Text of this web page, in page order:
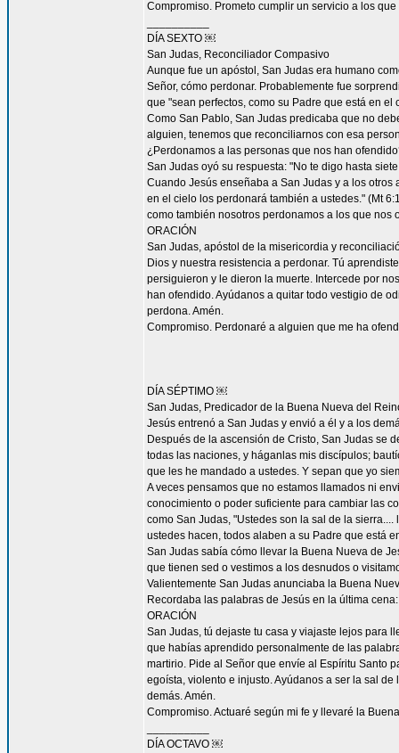
Compromiso. Prometo cumplir un servicio a los
DÍA SEXTO ￼
San Judas, Reconciliador Compasivo
Aunque fue un apóstol, San Judas era humano
Señor, cómo perdonar. Probablemente fue
que "sean perfectos, como su Padre que está en el
Como San Pablo, San Judas predicaba que no
alguien, tenemos que reconciliarnos con esa
¿Perdonamos a las personas que nos han
San Judas oyó su respuesta: "No te digo hasta
Cuando Jesús enseñaba a San Judas y a los
en el cielo los perdonará también a ustedes." (Mt
como también nosotros perdonamos a los que nos
ORACIÓN
San Judas, apóstol de la misericordia y
Dios y nuestra resistencia a perdonar. Tú
persiguieron y le dieron la muerte. Intercede por
han ofendido. Ayúdanos a quitar todo vestigio de
perdona. Amén.
Compromiso. Perdonaré a alguien que me ha
DÍA SÉPTIMO ￼
San Judas, Predicador de la Buena Nueva del
Jesús entrenó a San Judas y envió a él y a los
Después de la ascensión de Cristo, San Judas se
todas las naciones, y háganlas mis discípulos;
que les he mandado a ustedes. Y sepan que yo
A veces pensamos que no estamos llamados ni
conocimiento o poder suficiente para cambiar las
como San Judas, "Ustedes son la sal de la
ustedes hacen, todos alaben a su Padre que está
San Judas sabía cómo llevar la Buena Nueva de
que tienen sed o vestimos a los desnudos o
Valientemente San Judas anunciaba la Buena
Recordaba las palabras de Jesús en la última
ORACIÓN
San Judas, tú dejaste tu casa y viajaste lejos para
que habías aprendido personalmente de las
martirio. Pide al Señor que envíe al Espíritu Santo
egoísta, violento e injusto. Ayúdanos a ser la sal
demás. Amén.
Compromiso. Actuaré según mi fe y llevaré la
DÍA OCTAVO ￼